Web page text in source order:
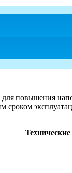
повышения